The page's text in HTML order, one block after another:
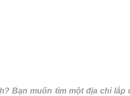
Bạn muốn tìm một địa chỉ